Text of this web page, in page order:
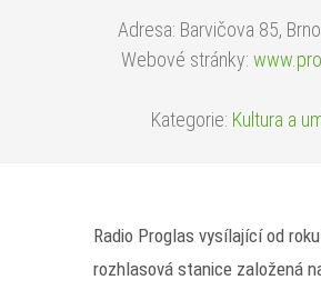
Adresa: Barvičova 85,
Webové stránky:
Kategorie: Kultura a
Radio Proglas vysílající od
rozhlasová stanice založená